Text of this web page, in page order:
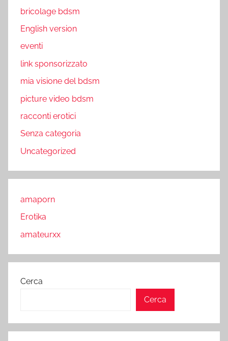
bricolage bdsm
English version
eventi
link sponsorizzato
mia visione del bdsm
picture video bdsm
racconti erotici
Senza categoria
Uncategorized
amaporn
Erotika
amateurxx
Cerca
Cerca